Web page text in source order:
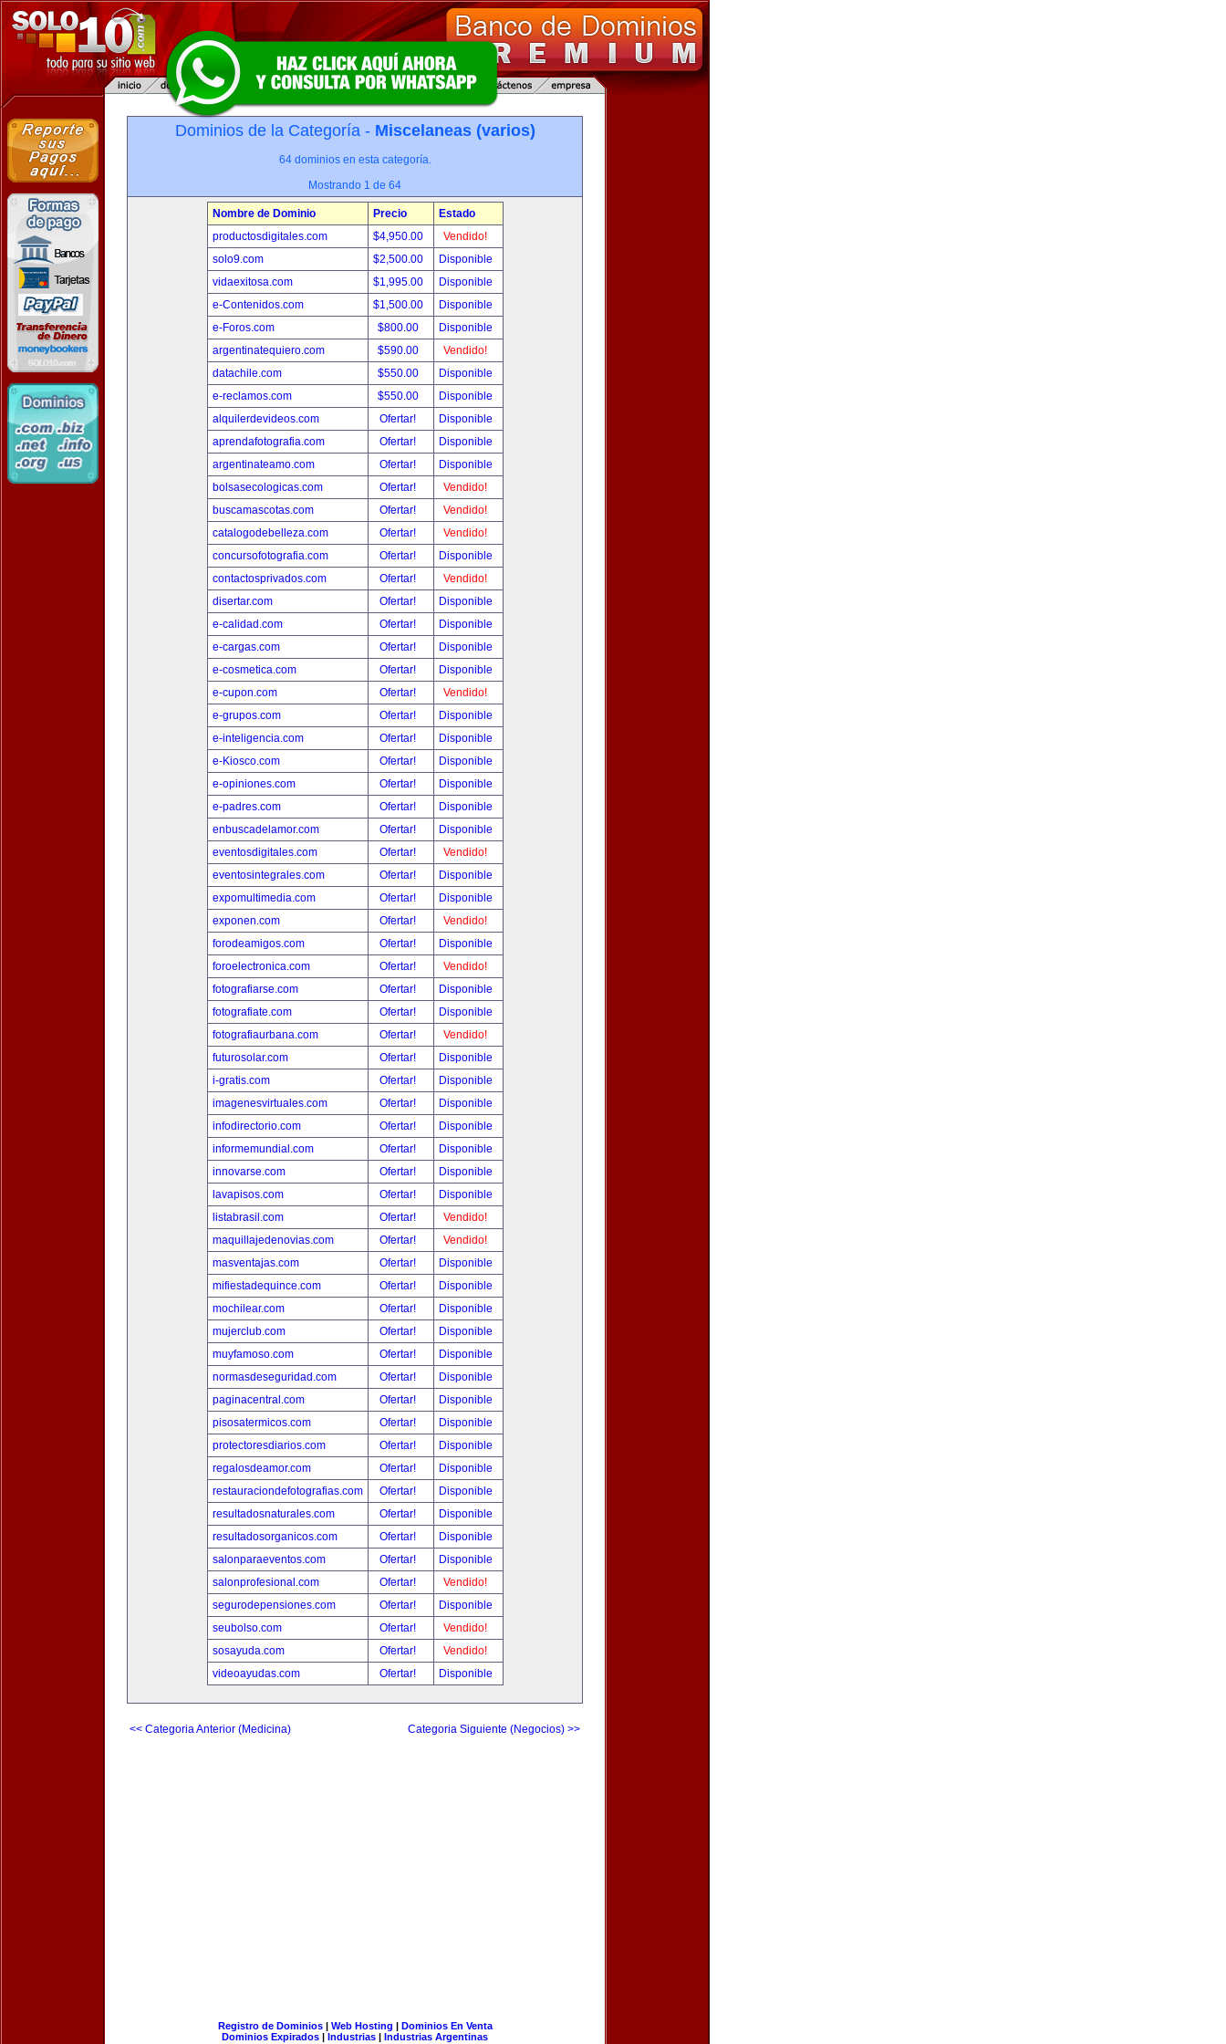
Dominios de la Categoría - Miscelaneas (varios)
64 dominios en esta categoría.
Mostrando 1 de 64
Nombre de Dominio Precio
Estado
productosdigitales.com
$4,950.00
Vendido!
solo9.com
$2,500.00
Disponible
vidaexitosa.com
$1,995.00
Disponible
e-Contenidos.com
$1,500.00
Disponible
e-Foros.com
$800.00
Disponible
argentinatequiero.com
$590.00
Vendido!
datachile.com
$550.00
Disponible
e-reclamos.com
$550.00
Disponible
alquilerdevideos.com
Ofertar!
Disponible
aprendafotografia.com
Ofertar!
Disponible
argentinateamo.com
Ofertar!
Disponible
bolsasecologicas.com
Ofertar!
Vendido!
buscamascotas.com
Ofertar!
Vendido!
catalogodebelleza.com
Ofertar!
Vendido!
concursofotografia.com
Ofertar!
Disponible
contactosprivados.com
Ofertar!
Vendido!
disertar.com
Ofertar!
Disponible
e-calidad.com
Ofertar!
Disponible
e-cargas.com
Ofertar!
Disponible
e-cosmetica.com
Ofertar!
Disponible
e-cupon.com
Ofertar!
Vendido!
e-grupos.com
Ofertar!
Disponible
e-inteligencia.com
Ofertar!
Disponible
e-Kiosco.com
Ofertar!
Disponible
e-opiniones.com
Ofertar!
Disponible
e-padres.com
Ofertar!
Disponible
enbuscadelamor.com
Ofertar!
Disponible
eventosdigitales.com
Ofertar!
Vendido!
eventosintegrales.com
Ofertar!
Disponible
expomultimedia.com
Ofertar!
Disponible
exponen.com
Ofertar!
Vendido!
forodeamigos.com
Ofertar!
Disponible
foroelectronica.com
Ofertar!
Vendido!
fotografiarse.com
Ofertar!
Disponible
fotografiate.com
Ofertar!
Disponible
fotografiaurbana.com
Ofertar!
Vendido!
futurosolar.com
Ofertar!
Disponible
i-gratis.com
Ofertar!
Disponible
imagenesvirtuales.com
Ofertar!
Disponible
infodirectorio.com
Ofertar!
Disponible
informemundial.com
Ofertar!
Disponible
innovarse.com
Ofertar!
Disponible
lavapisos.com
Ofertar!
Disponible
listabrasil.com
Ofertar!
Vendido!
maquillajedenovias.com
Ofertar!
Vendido!
masventajas.com
Ofertar!
Disponible
mifiestadequince.com
Ofertar!
Disponible
mochilear.com
Ofertar!
Disponible
mujerclub.com
Ofertar!
Disponible
muyfamoso.com
Ofertar!
Disponible
normasdeseguridad.com
Ofertar!
Disponible
paginacentral.com
Ofertar!
Disponible
pisosatermicos.com
Ofertar!
Disponible
protectoresdiarios.com
Ofertar!
Disponible
regalosdeamor.com
Ofertar!
Disponible
restauraciondefotografias.com
Ofertar!
Disponible
resultadosnaturales.com
Ofertar!
Disponible
resultadosorganicos.com
Ofertar!
Disponible
salonparaeventos.com
Ofertar!
Disponible
salonprofesional.com
Ofertar!
Vendido!
segurodepensiones.com
Ofertar!
Disponible
seubolso.com
Ofertar!
Vendido!
sosayuda.com
Ofertar!
Vendido!
videoayudas.com
Ofertar! Disponible
<< Categoria Anterior (Medicina) Categoria Siguiente (Negocios) >>
Registro de Dominios| Web Hosting | Dominios En Venta
Dominios Expirados | Industrias | Industrias Argentinas